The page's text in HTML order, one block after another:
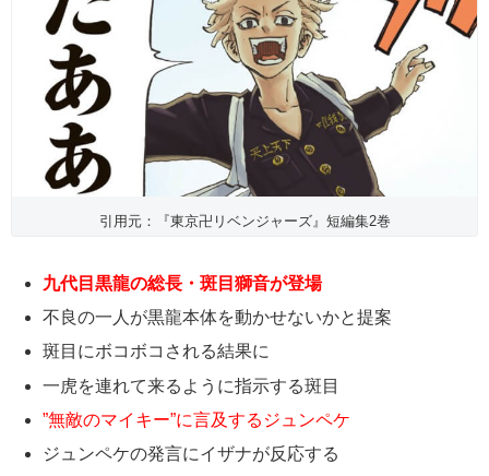
引用元：『東京卍リベンジャーズ』短編集2巻
九代目黒龍の総長・斑目獅音が登場
不良の一人が黒龍本体を動かせないかと提案
斑目にボコボコされる結果に
一虎を連れて来るように指示する斑目
”無敵のマイキー”に言及するジュンペケ
ジュンペケの発言にイザナが反応する